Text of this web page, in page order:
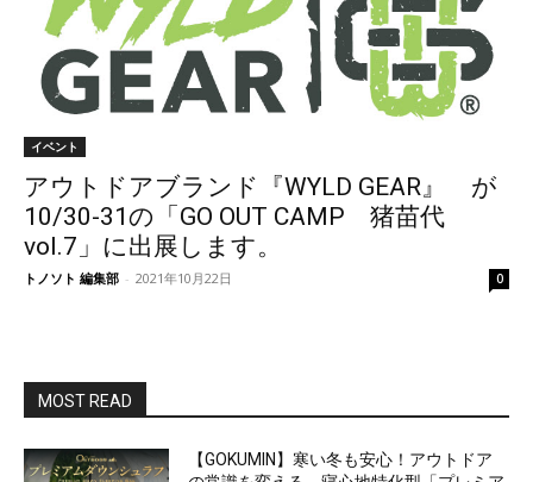
イベント
アウトドアブランド『WYLD GEAR』 が
10/30-31の「GO OUT CAMP 猪苗代
vol.7」に出展します。
トノソト 編集部 - 2021年10月22日 0
MOST READ
【GOKUMIN】寒い冬も安心！アウトドア